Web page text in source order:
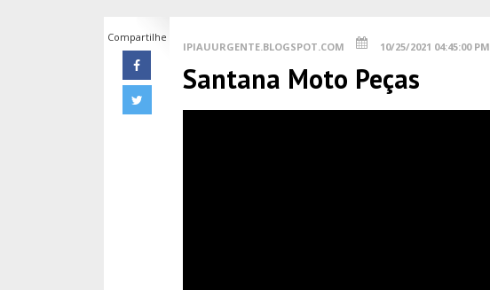
Compartilhe
IPIAUURGENTE.BLOGSPOT.COM 10/25/2021 04:45:00 PM
Santana Moto Peças